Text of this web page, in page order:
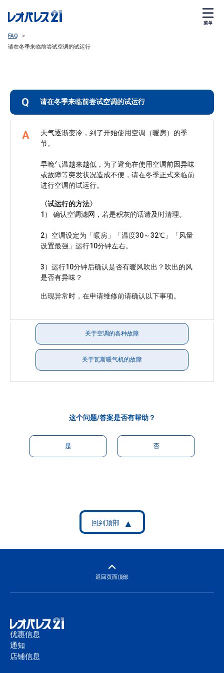
菜单
FAQ
>
请在冬季来临前尝试空调的试运行
Q 请在冬季来临前尝试空调的试运行
A
天气逐渐变冷，到了开始使用空调（暖房）的季
节。
早晚气温越来越低，为了避免在使用空调前因异味
或故障等突发状况造成不便，请在冬季正式来临前
进行空调的试运行。
〈试运行的方法〉
1） 确认空调滤网，若是积灰的话请及时清理。
2）空调设定为「暖房」「温度30～32℃」「风量
设置最强」运行10分钟左右。
3）运行10分钟后确认是否有暖风吹出？吹出的风
是否有异味？
关于空调的各种故障
关于瓦斯暖气机的故障
这个问题/答案是否有帮助？
返回页面顶部
优惠信息
通知
店铺信息